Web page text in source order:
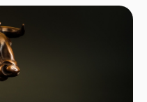
유동성 위기가 약이 됐다.
비트코인이 2021년 1분기 이후
에만 약 76%가 상승했고 이번
와 단속 리스크가 커지고 있지만
초강세를 유지했다. 마감시황
물가지수가 예상보다 빠르게
개선되며 3대 지수가 일제히
가장 큰 규모 기록. 반면 이머징
난 11월 이후 가장 큰 규모의
나지 않으며 급락장에도
이지 않고있다. 4. 가치에서
에서의 자금 유출과 비교해
다.